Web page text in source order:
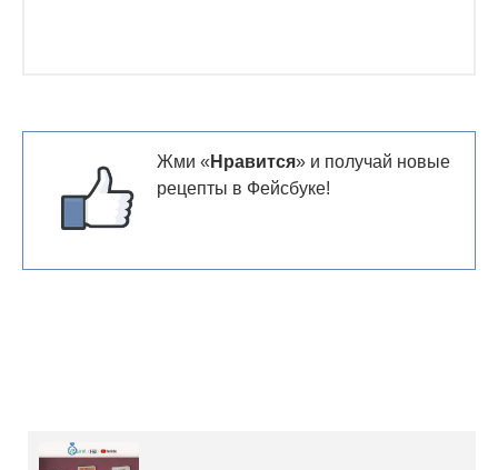
Жми « Нравится» и получай новые
рецепты в Фейсбуке!